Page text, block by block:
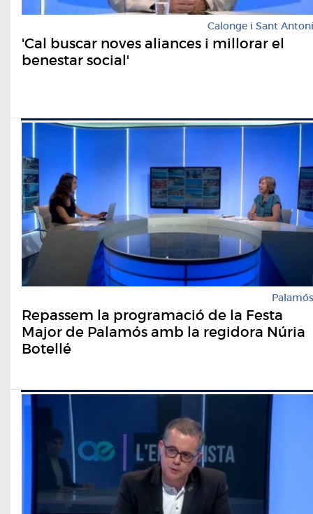
Calonge i Sant Antoni
'Cal buscar noves aliances i millorar el
benestar social'
Palamós
Repassem la programació de la Festa
Major de Palamós amb la regidora Núria
Botellé